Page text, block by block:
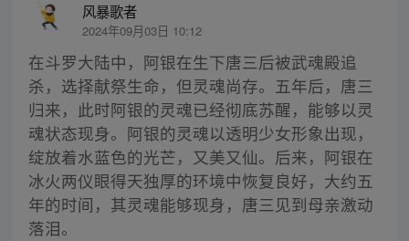
风暴歌者
2024年09月03日 10:12
在斗罗大陆中，阿银在生下唐三后被武魂殿追
杀，选择献祭生命，但灵魂尚存。五年后，唐三
归来，此时阿银的灵魂已经彻底苏醒，能够以灵
魂状态现身。阿银的灵魂以透明少女形象出现，
绽放着水蓝色的光芒，又美又仙。后来，阿银在
冰火两仪眼得天独厚的环境中恢复良好，大约五
年的时间，其灵魂能够现身，唐三见到母亲激动
落泪。